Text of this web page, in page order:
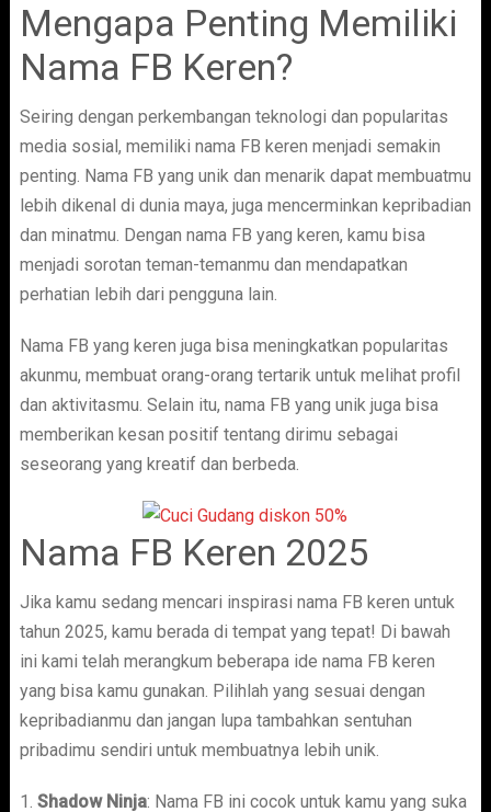
Mengapa Penting Memiliki
Nama FB Keren?
Seiring dengan perkembangan teknologi dan popularitas
media sosial, memiliki nama FB keren menjadi semakin
penting. Nama FB yang unik dan menarik dapat membuatmu
lebih dikenal di dunia maya, juga mencerminkan kepribadian
dan minatmu. Dengan nama FB yang keren, kamu bisa
menjadi sorotan teman-temanmu dan mendapatkan
perhatian lebih dari pengguna lain.
Nama FB yang keren juga bisa meningkatkan popularitas
akunmu, membuat orang-orang tertarik untuk melihat profil
dan aktivitasmu. Selain itu, nama FB yang unik juga bisa
memberikan kesan positif tentang dirimu sebagai
seseorang yang kreatif dan berbeda.
Nama FB Keren 2025
Jika kamu sedang mencari inspirasi nama FB keren untuk
tahun 2025, kamu berada di tempat yang tepat! Di bawah
ini kami telah merangkum beberapa ide nama FB keren
yang bisa kamu gunakan. Pilihlah yang sesuai dengan
kepribadianmu dan jangan lupa tambahkan sentuhan
pribadimu sendiri untuk membuatnya lebih unik.
1. Shadow Ninja: Nama FB ini cocok untuk kamu yang suka